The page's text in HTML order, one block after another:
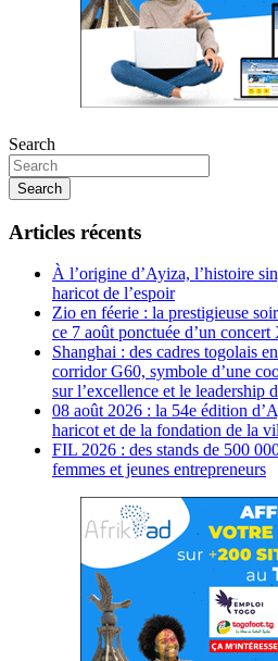
Search
Search
Articles récents
À l’origine d’Ayiza, l’histoire
haricot de l’espoir
Zio en féerie : la prestigieuse
ce 7 août ponctuée d’un
Shanghai : des cadres togolais
corridor G60, symbole d’une
sur l’excellence et le leadership
08 août 2026 : la 54e édition
haricot et de la fondation de la
FIL 2026 : des stands de 500
femmes et jeunes entrepreneurs